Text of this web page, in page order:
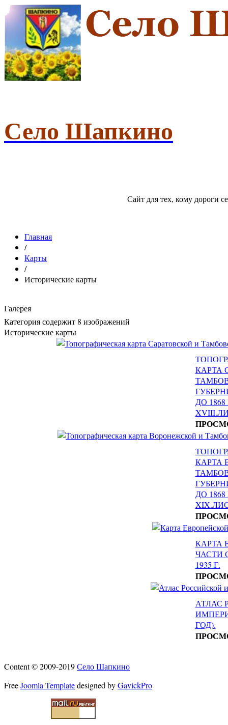
Село Шапкино
Сайт для тех, кому дороги
Главная
/
Карты
/
Исторические карты
Галерея
Категория содержит 8 изображений
Исторические карты
КАРТА
ДО
КАРТА
ДО
КАРТА
ЧАСТИ
1935 Г.
АТЛАС
ГОД).
Content © 2009-2019Село Шапкино
FreeJoomla Templatedesigned byGavickPro